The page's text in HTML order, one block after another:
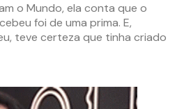
o Mundo, ela conta que o
foi de uma prima. E,
teve certeza que tinha criado